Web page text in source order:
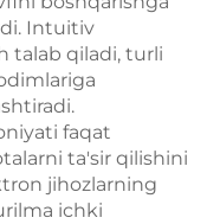
Intuitiv
talab qiladi, turli
faqat
ta'sir qilishini
jihozlarning
ichki